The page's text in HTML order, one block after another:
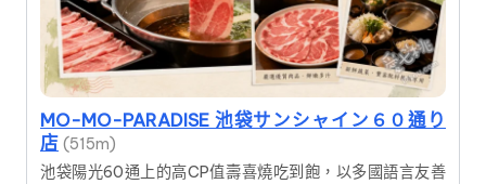
MO-MO-PARADISE 池袋サンシャイン６０通り
店 (515m)
池袋陽光60通上的高CP值壽喜燒吃到飽，以多國語言友善